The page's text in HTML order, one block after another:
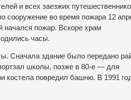
и всех заезжих
сооружение во время пожара 12
начался пожар. Вскоре храм
часы.
Сначала здание было передано
школы, позже в 80-е — для
костела повредил башню. В 1991